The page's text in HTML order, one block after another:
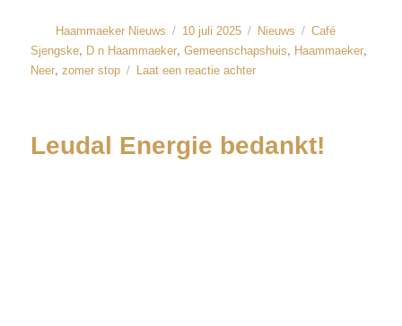
Haammaeker Nieuws 10 juli 2025 Nieuws
Café
Sjengske, D n Haammaeker,Gemeenschapshuis, Haammaeker,
Neer,zomer stop Laat een reactie achter
Leudal Energie bedankt!